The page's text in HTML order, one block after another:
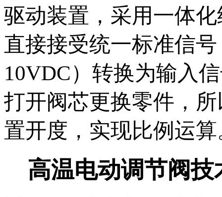
驱动装置，采用一体
直接接受统一标准信
10VDC）转换为输入
打开阀芯更换零件，
置开度，实现比例运算
高温电动调节阀技